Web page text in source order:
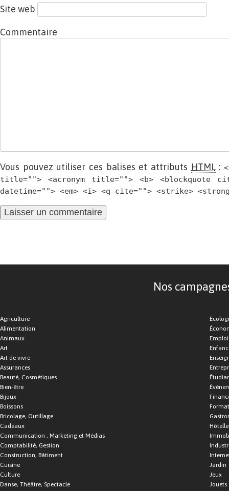
Site web
Commentaire
Vous pouvez utiliser ces balises et attributs HTML:
title=""> <acronym title=""> <b> <blockquote
datetime=""> <em> <i> <q cite=""> <strike>
Nos
Agriculture
Alimentation
Animaux
Art
Art de vivre
Assurances
Beauté, Cosmétiques
Bien-être
Bijoux
Boissons
Bricolage, Outillage
Cadeaux
Communication , Marketing et Médias
Comptabilité, Gestion
Construction, Bâtiment
Cuisine
Culture
Danse, Théâtre, Spectacle
Emploi
Jardin
Jeux
Jouets